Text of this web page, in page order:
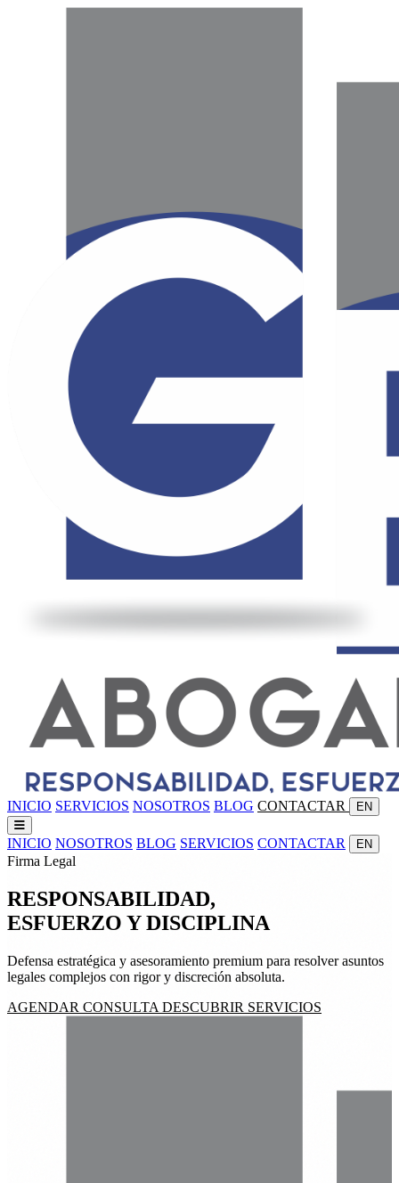
INICIO SERVICIOS NOSOTROS BLOG CONTACTAR EN
INICIO NOSOTROS BLOG SERVICIOS CONTACTAR EN
Firma Legal
RESPONSABILIDAD,
ESFUERZO YDISCIPLINA
Defensa estratégica y asesoramiento premium para resolver asuntos
legales complejos con rigor y discreción absoluta.
AGENDAR CONSULTA DESCUBRIR SERVICIOS